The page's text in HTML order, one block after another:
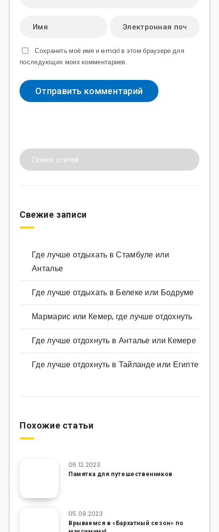
Сохранить моё имя и email в этом браузере для
последующих моих комментариев.
Свежие записи
Где лучше отдыхать в Стамбуле или
Анталье
Где лучше отдыхать в Белеке или Бодруме
Мармарис или Кемер, где лучше отдохнуть
Где лучше отдохнуть в Анталье или Кемере
Где лучше отдохнуть в Тайланде или Египте
Похожие статьи
06.12.2023
Памятка для путешественников
05.09.2023
Врываемся в «Бархатный сезон» по